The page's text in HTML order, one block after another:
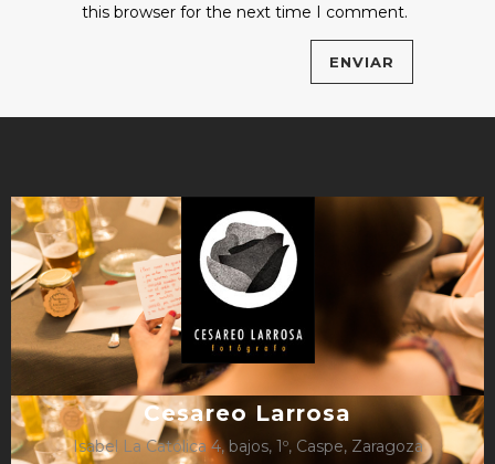
this browser for the next time I comment.
Cesareo Larrosa
Isabel La Católica 4, bajos, 1º, Caspe, Zaragoza